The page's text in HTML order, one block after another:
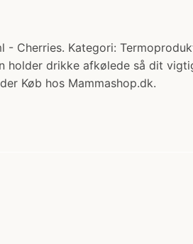
Kategori:
drikke afkølede så dit
Køb hos Mammashop.dk.